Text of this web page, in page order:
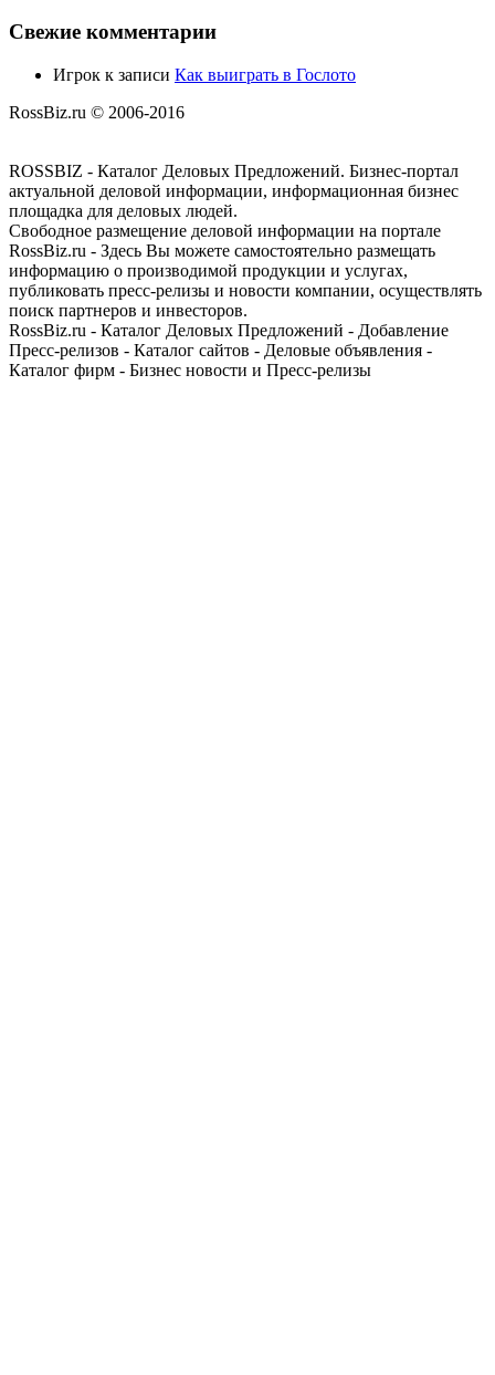
Свежие комментарии
Игрок к записи Как выиграть в Гослото
RossBiz.ru © 2006-2016
ROSSBIZ - Каталог Деловых Предложений. Бизнес-портал
актуальной деловой информации, информационная бизнес
площадка для деловых людей.
Свободное размещение деловой информации на портале
RossBiz.ru - Здесь Вы можете самостоятельно размещать
информацию о производимой продукции и услугах,
публиковать пресс-релизы и новости компании, осуществлять
поиск партнеров и инвесторов.
RossBiz.ru - Каталог Деловых Предложений - Добавление
Пресс-релизов - Каталог сайтов - Деловые объявления -
Каталог фирм - Бизнес новости и Пресс-релизы